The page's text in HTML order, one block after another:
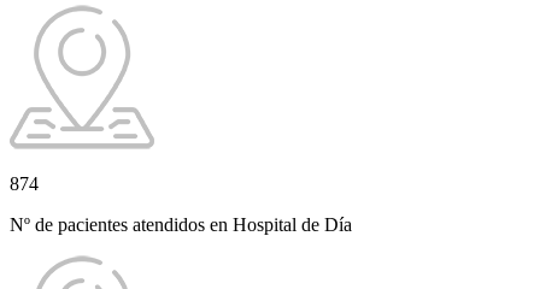
874
Nº de pacientes atendidos en Hospital de Día